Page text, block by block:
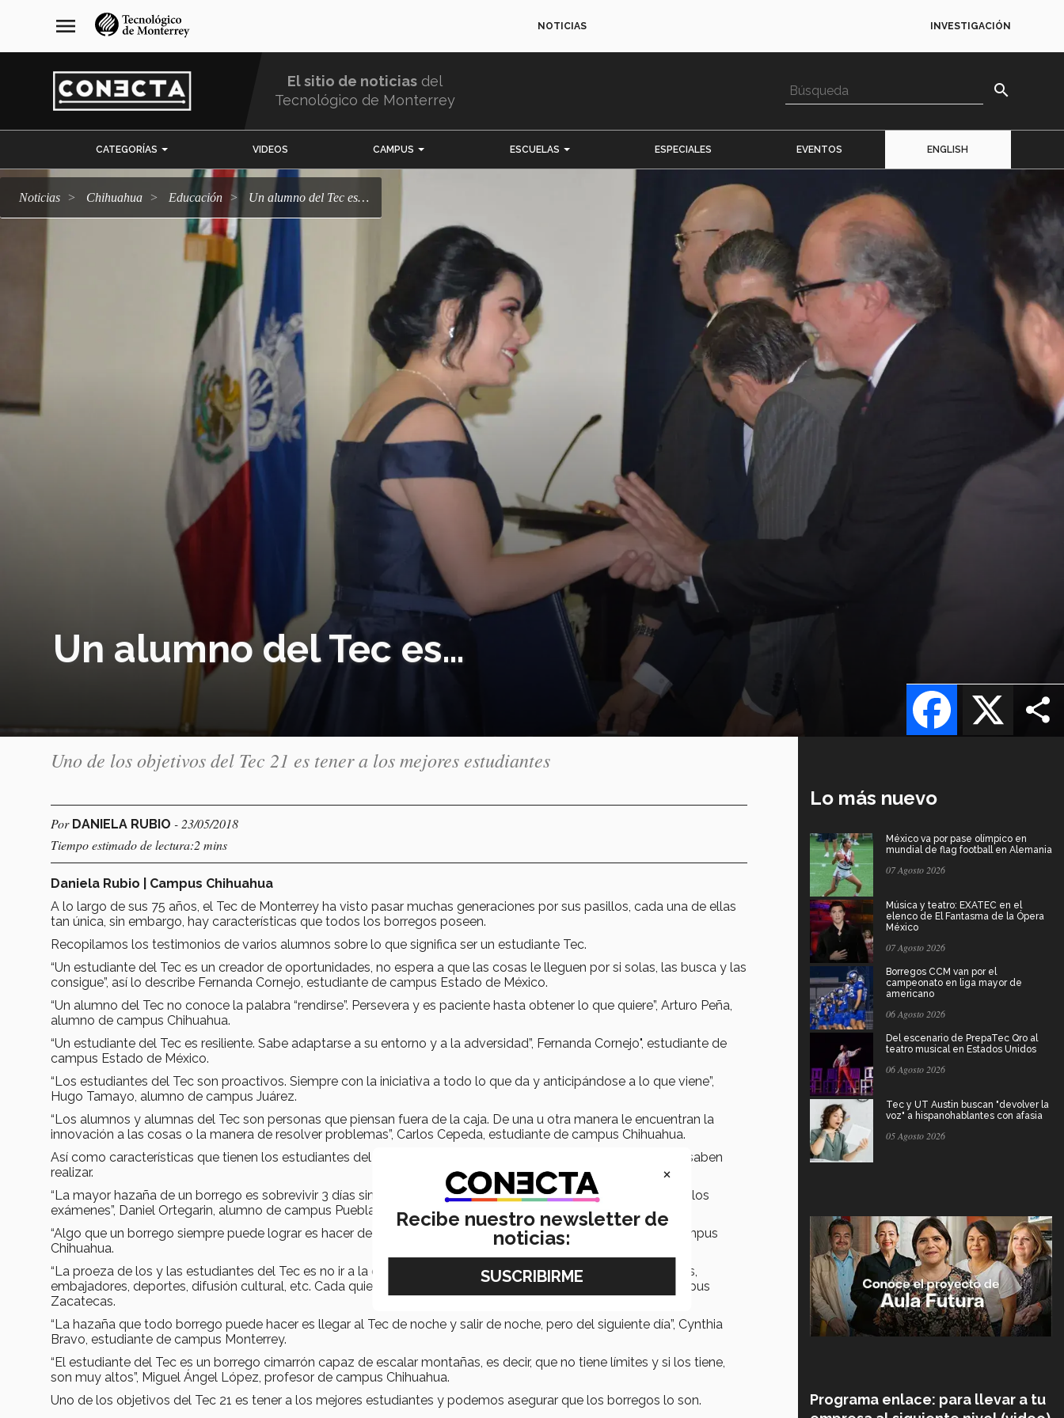
navegación
principal
menu NOTICIAS INVESTIGACIÓN
El sitio de noticias del
Tecnológico de Monterrey
search
CATEGORÍAS VIDEOS CAMPUS ESCUELAS ESPECIALES EVENTOS ENGLISH
Noticias Chihuahua Educación Un alumno del Tec es…
Un alumno del Tec es…
X
Facebook
Uno de los objetivos del Tec 21 es tener a los mejores estudiantes
Por DANIELA RUBIO - 23/05/2018
Tiempo estimado de lectura:2 mins
Daniela Rubio | Campus Chihuahua
A lo largo de sus 75 años, el Tec de Monterrey ha visto pasar muchas generaciones por sus pasillos, cada una de ellas
tan única, sin embargo, hay características que todos los borregos poseen.
Recopilamos los testimonios de varios alumnos sobre lo que significa ser un estudiante Tec.
“Un estudiante del Tec es un creador de oportunidades, no espera a que las cosas le lleguen por si solas, las busca y las
consigue”, así lo describe Fernanda Cornejo, estudiante de campus Estado de México.
“Un alumno del Tec no conoce la palabra “rendirse”. Persevera y es paciente hasta obtener lo que quiere”, Arturo Peña,
alumno de campus Chihuahua.
“Un estudiante del Tec es resiliente. Sabe adaptarse a su entorno y a la adversidad”, Fernanda Cornejo", estudiante de
campus Estado de México.
“Los estudiantes del Tec son proactivos. Siempre con la iniciativa a todo lo que da y anticipándose a lo que viene”,
Hugo Tamayo, alumno de campus Juárez.
“Los alumnos y alumnas del Tec son personas que piensan fuera de la caja. De una u otra manera le encuentran la
innovación a las cosas o la manera de resolver problemas”, Carlos Cepeda, estudiante de campus Chihuahua.
Así como características que tienen los estudiantes del Tec, también hay hazañas que, ellos mejor que nadie, saben
realizar.
“La mayor hazaña de un borrego es sobrevivir 3 días sin dormir y lograr entregar los proyectos y estudiar para los
exámenes”, Daniel Ortegarin, alumno de campus Puebla.
“Algo que un borrego siempre puede lograr es hacer de toda superficie una cama”, Arturo Peña, alumno de campus
Chihuahua.
“La proeza de los y las estudiantes del Tec es no ir a la escuela solo a estudiar. Vivírsela en grupos estudiantiles,
embajadores, deportes, difusión cultural, etc. Cada quien se mata a su manera”, Lilzy Ramírez, alumna de campus
Zacatecas.
“La hazaña que todo borrego puede hacer es llegar al Tec de noche y salir de noche, pero del siguiente día”, Cynthia
Bravo, estudiante de campus Monterrey.
“El estudiante del Tec es un borrego cimarrón capaz de escalar montañas, es decir, que no tiene límites y si los tiene,
son muy altos”, Miguel Ángel López, profesor de campus Chihuahua.
Uno de los objetivos del Tec 21 es tener a los mejores estudiantes y podemos asegurar que los borregos lo son.
Lo más nuevo
México va por pase olímpico en
mundial de flag football en Alemania
07 Agosto 2026
Música y teatro: EXATEC en el
elenco de El Fantasma de la Ópera
México
07 Agosto 2026
Borregos CCM van por el
campeonato en liga mayor de
americano
06 Agosto 2026
Del escenario de PrepaTec Qro al
teatro musical en Estados Unidos
06 Agosto 2026
Tec y UT Austin buscan "devolver la
voz" a hispanohablantes con afasia
05 Agosto 2026
Programa enlace: para llevar a tu
×
Recibe nuestro newsletter de
noticias: